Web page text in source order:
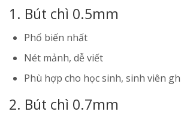
1. Bút chì 0.5mm
Phổ biến nhất
Nét mảnh, dễ viết
Phù hợp cho học sinh, sinh viên
2. Bút chì 0.7mm